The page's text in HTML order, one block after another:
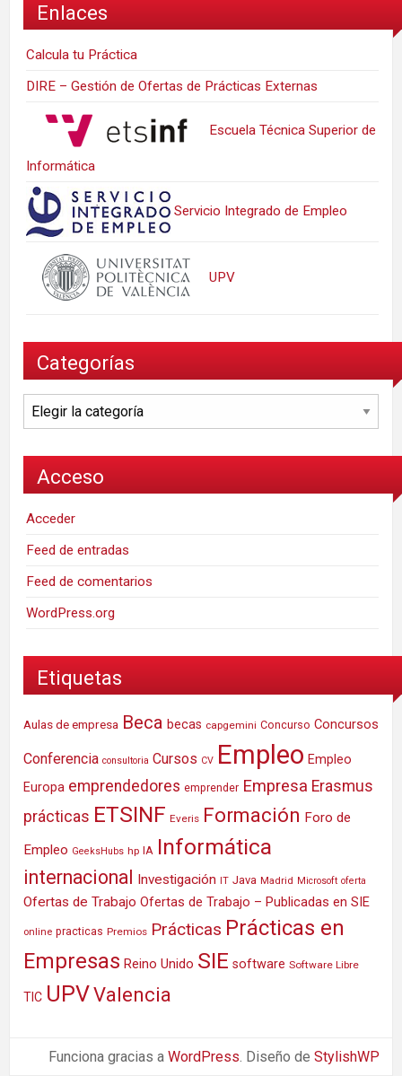
Enlaces
Calcula tu Práctica
DIRE – Gestión de Ofertas de Prácticas Externas
Escuela Técnica Superior de
Informática
Servicio Integrado de Empleo
UPV
Categorías
Categorías
Acceso
Acceder
Feed de entradas
Feed de comentarios
WordPress.org
Etiquetas
Aulas de empresa Beca becas capgemini Concurso Concursos
Conferencia consultoria Cursos CV Empleo Empleo
Europa emprendedores emprender Empresa Erasmus
prácticas ETSINF Everis Formación Foro de
Empleo GeeksHubs hp IA Informática
internacional Investigación IT Java Madrid Microsoft oferta
Ofertas de Trabajo Ofertas de Trabajo – Publicadas en SIE
online practicas Premios Prácticas Prácticas en
Empresas Reino Unido SIE software Software Libre
TIC UPVValencia
Funciona gracias a WordPress . Diseño de StylishWP